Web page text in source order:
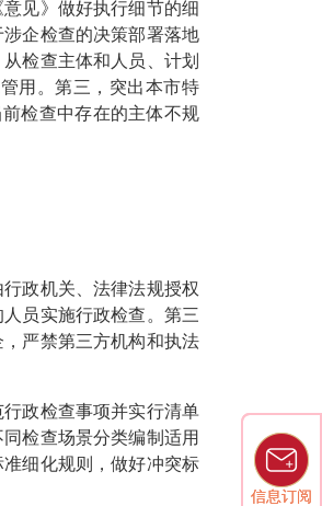
信息订阅
信息订阅
见》做好执行细节的细
企检查的决策部署落地
检查主体和人员、计划
用。第三，突出本市特
检查中存在的主体不规
政机关、法律法规授权
员实施行政检查。第三
严禁第三方机构和执法
政检查事项并实行清单
检查场景分类编制适用
细化规则，做好冲突标